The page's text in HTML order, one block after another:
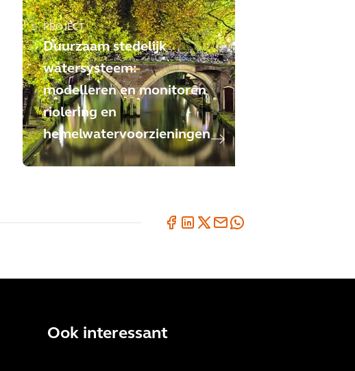
PROJECT
Duurzaam stedelijk
watersysteem:
modelleren en monitoren
riolering en
hemelwatervoorzieningen
Ook interessant